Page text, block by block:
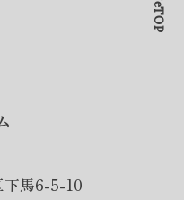
下馬6-5-10